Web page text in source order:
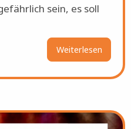
sein, es soll
Weiterlesen
Team